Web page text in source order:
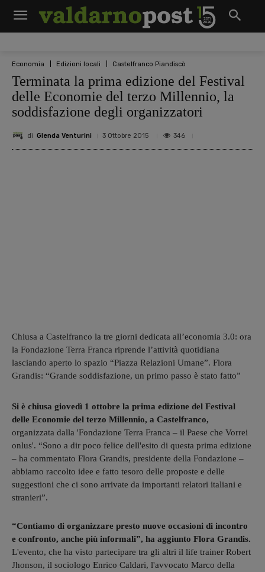
Economia Edizioni locali Castelfranco Piandiscò
Terminata la prima edizione del Festival
delle Economie del terzo Millennio, la
soddisfazione degli organizzatori
di Glenda Venturini 3 Ottobre 2015 346
Chiusa a Castelfranco la tre giorni dedicata all’economia 3.0: ora
la Fondazione Terra Franca riprende l’attività quotidiana
lasciando aperto lo spazio “Piazza Relazioni Umane”. Flora
Grandis: “Grande soddisfazione, un primo passo è stato fatto”
Si è chiusa giovedì 1 ottobre la prima edizione del Festival
delle Economie del terzo Millennio, a Castelfranco,
organizzata dalla 'Fondazione Terra Franca – il Paese che Vorrei
onlus'. “Sono a dir poco felice dell'esito di questa prima edizione
– ha commentato Flora Grandis, presidente della Fondazione –
abbiamo raccolto idee e fatto tesoro delle proposte e delle
suggestioni che ci sono arrivate da importanti relatori italiani e
stranieri”.
“Contiamo di organizzare presto nuove occasioni di incontro
e confronto, anche più informali”, ha aggiunto Flora Grandis.
L'evento, che ha visto partecipare tra gli altri il life trainer Robert
Jhonson, il sociologo Enrico Caldari, l'avvocato Marco della